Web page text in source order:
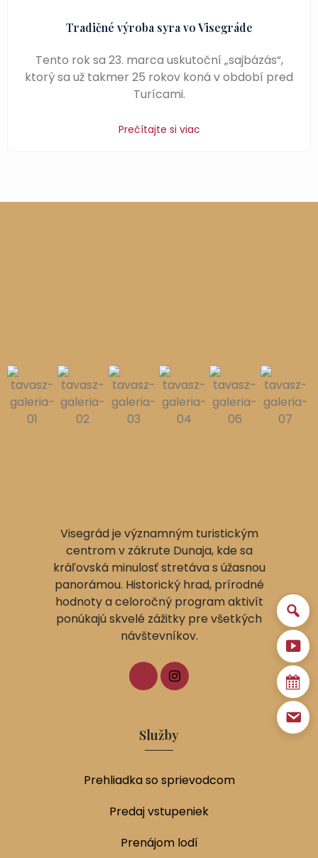
Tradičné výroba syra vo Visegráde
Tento rok sa 23. marca uskutoční „sajbázás“,
ktorý sa už takmer 25 rokov koná v období pred
Turícami.
Prečítajte si viac
Visegrád je významným turistickým
centrom v zákrute Dunaja, kde sa
kráľovská minulosť stretáva s úžasnou
panorámou. Historický hrad, prírodné
hodnoty a celoročný program aktivít
ponúkajú skvelé zážitky pre všetkých
návštevníkov.
Služby
Prehliadka so sprievodcom
Predaj vstupeniek
Prenájom lodí